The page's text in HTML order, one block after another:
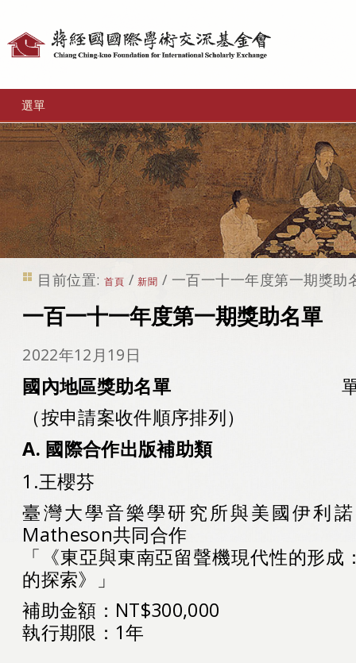
選單
目前位置: 首頁 / 新聞 / 一百一十一年度第一期獎助
一百一十一年度第一期獎助名單
2022年12月19日
國內地區獎助名單
單位：新
（按申請案收件順序排列）
A. 國際合作出版補助類
1.王櫻芬
臺灣大學音樂學研究所與美國伊利
Matheson共同合作
「《東亞與東南亞留聲機現代性的形
的探索》」
補助金額：NT$300,000
執行期限：1年